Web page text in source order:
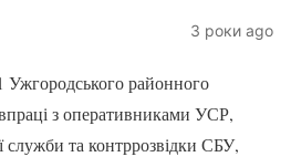
3 роки ago
Ужгородського районного
з оперативниками УСР,
та контррозвідки СБУ,